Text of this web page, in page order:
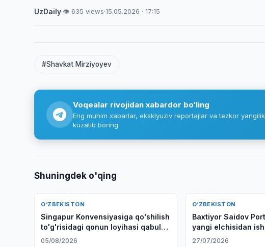
UzDaily·👁 635 views·15.05.2026 · 17:15
#Shavkat Mirziyoyev
Voqealar rivojidan xabardor bo‘ling
Eng muhim xabarlar, eksklyuziv reportajlar va tezkor
kuzatib boring.
Shuningdek o'qing
O‘ZBEKISTON
Singapur Konvensiyasiga qo'shilish
to'g'risidagi qonun loyihasi qabul
qilindi
05/08/2026
O‘ZBEKISTON
Baxtiyor Saidov
yangi elchisidan
yorliqlarini qabul
27/07/2026